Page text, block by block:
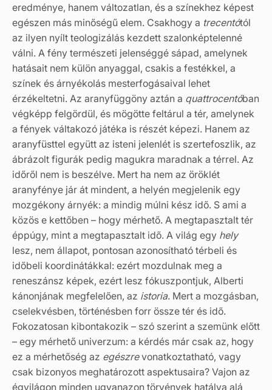
eredménye, hanem változatlan, és a színekhez képest
egészen más minőségű elem. Csakhogy a trecentótól
az ilyen nyílt teologizálás kezdett szalonképtelenné
válni. A fény természeti jelenséggé sápad, amelynek
hatásait nem külön anyaggal, csakis a festékkel, a
színek és árnyékolás mesterfogásaival lehet
érzékeltetni. Az aranyfüggöny aztán a quattrocentóban
végképp felgördül, és mögötte feltárul a tér, amelynek
a fények váltakozó játéka is részét képezi. Hanem az
aranyfüsttel együtt az isteni jelenlét is szertefoszlik, az
ábrázolt figurák pedig magukra maradnak a térrel. Az
időről nem is beszélve. Mert ha nem az öröklét
aranyfénye jár át mindent, a helyén megjelenik egy
mozgékony árnyék: a mindig múlni kész idő. S ami a
közös e kettőben – hogy mérhető. A megtapasztalt tér
éppúgy, mint a megtapasztalt idő. A világ egy hely
lesz, nem állapot, pontosan azonosítható térbeli és
időbeli koordinátákkal: ezért mozdulnak meg a
reneszánsz képek, ezért lesz fókuszpontjuk, Alberti
kánonjának megfelelően, az istoria. Mert a mozgásban,
cselekvésben, történésben forr össze tér és idő.
Fokozatosan kibontakozik – szó szerint a szemünk előtt
– egy mérhető univerzum: a kérdés már csak az, hogy
ez a mérhetőség az egészrevonatkoztatható, vagy
csak bizonyos meghatározott aspektusaira? Vajon az
égvilágon minden ugyanazon törvények hatálya alá